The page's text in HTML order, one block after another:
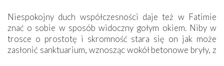
Niespokojny duch współczesności daje też w Fatimie
znać o sobie w sposób widoczny gołym okiem. Niby w
trosce o prostotę i skromność stara się on jak może
zasłonić sanktuarium, wznosząc wokół betonowe bryły, z